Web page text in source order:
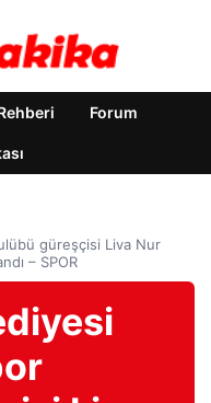
Forum
güreşçisi Liva Nur
– SPOR